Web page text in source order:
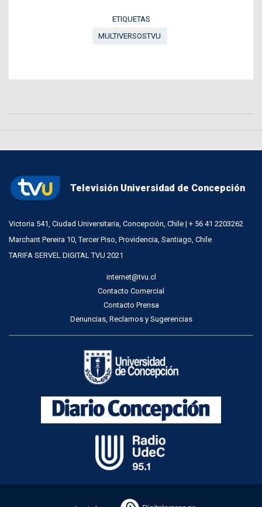
ETIQUETAS
MULTIVERSOSTVU
Televisión Universidad de Concepción
Victoria 541, Ciudad Universitaria, Concepción, Chile | + 56 41 2203262
Marchant Pereira 10, Tercer Piso, Providencia, Santiago, Chile
TARIFA SERVEL DIGITAL TVU 2021
internet@tvu.cl
Contacto Comercial
Contacto Prensa
Denuncias, Reclamos y Sugerencias